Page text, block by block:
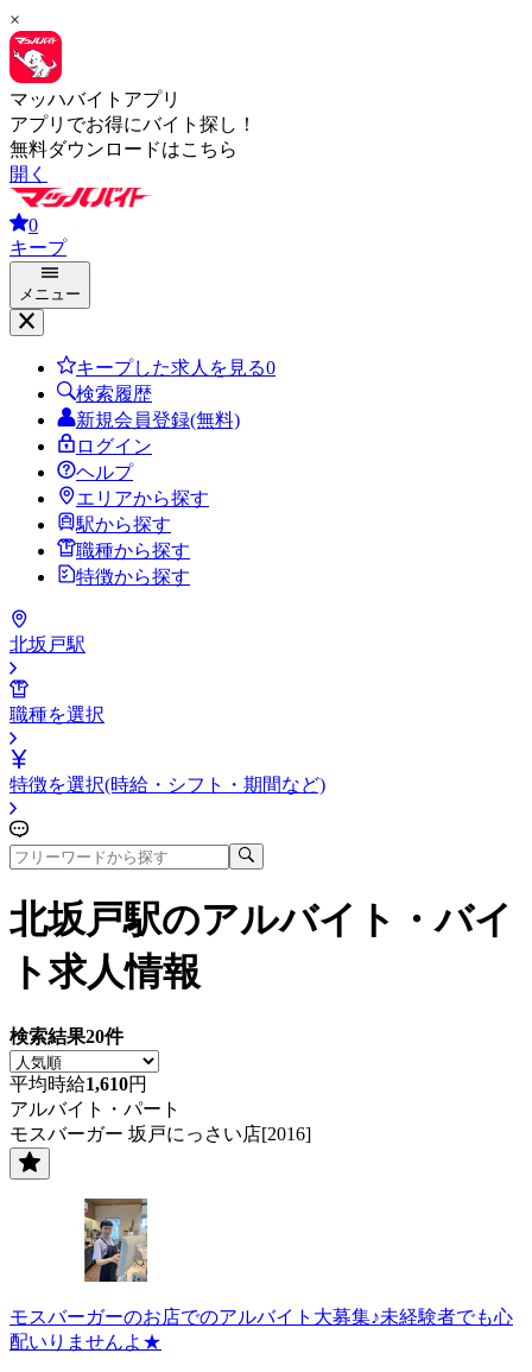
×
マッハバイトアプリ
アプリでお得にバイト探し！
無料ダウンロードはこちら
開く
0
キープ
メニュー
キープした求人を見る0
検索履歴
新規会員登録(無料)
ログイン
ヘルプ
エリアから探す
駅から探す
職種から探す
特徴から探す
北坂戸駅
職種を選択
特徴を選択(時給・シフト・期間など)
北坂戸駅のアルバイト・バイ
ト求人情報
検索結果20件
平均時給1,610円
アルバイト・パート
モスバーガー 坂戸にっさい店[2016]
モスバーガーのお店でのアルバイト大募集♪未経験者でも心
配いりませんよ★